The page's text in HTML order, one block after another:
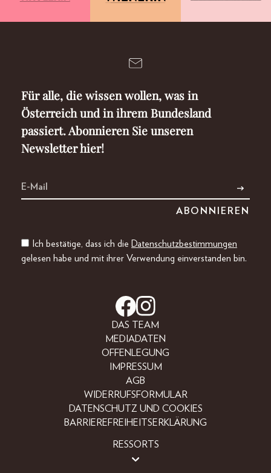
Für alle, die wissen wollen, was in
Österreich und in ihrem Bundesland
passiert. Abonnieren Sie unseren
Newsletter hier!
Ich bestätige, dass ich die Datenschutzbestimmungen
gelesen habe und mit ihrer Verwendung einverstanden bin.
DAS TEAM
MEDIADATEN
OFFENLEGUNG
IMPRESSUM
AGB
WIDERRUFSFORMULAR
DATENSCHUTZ UND COOKIES
BARRIEREFREIHEITSERKLÄRUNG
RESSORTS